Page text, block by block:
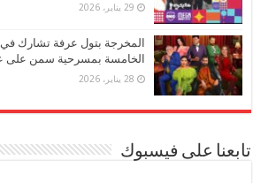
29 يناير، 2026
المخرجة بتول عرفة تشارك
الخامسة بمسرحية سمن
28 يناير، 2026
تابعنا على فيسبوك